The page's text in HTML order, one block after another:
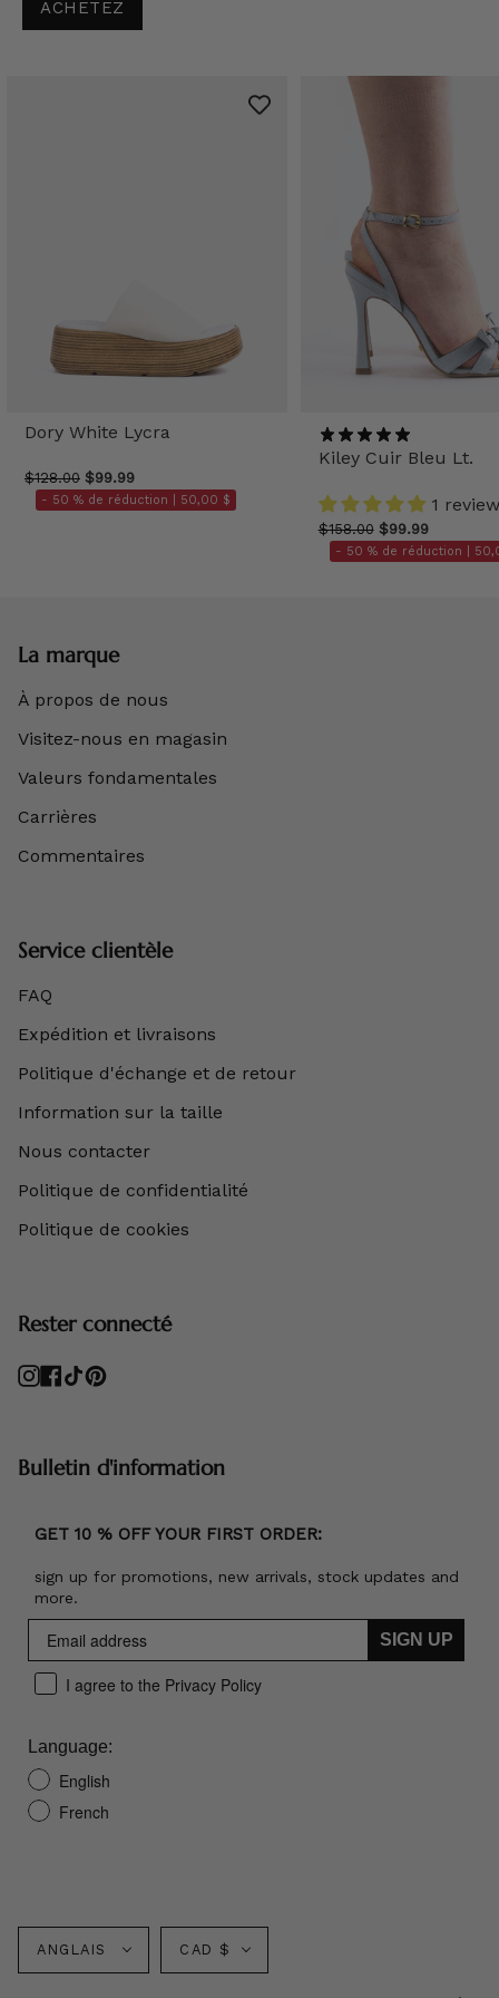
ACHETEZ
Dory White Lycra
$128.00 $99.99
- 50 % de réduction | 50,00 $
Kiley Cuir Bleu Lt.
1 review
$158.00 $99.99
- 50 % de réduction |
La marque
À propos de nous
Visitez-nous en magasin
Valeurs fondamentales
Carrières
Commentaires
Service clientèle
FAQ
Expédition et livraisons
Politique d'échange et de retour
Information sur la taille
Nous contacter
Politique de confidentialité
Politique de cookies
Rester connecté
Instagram
Facebook
TikTokPinterest
Bulletin d'information
GET 10 % OFF YOUR FIRST ORDER:
sign up for promotions, new arrivals, stock updates and
more.
SIGN UP
I agree to the Privacy Policy
Language:
English
French
Langue
ANGLAIS Monnaie
CAD $